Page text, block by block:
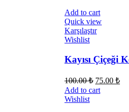
Add to cart
Quick view
Karşılaştır
Wishlist
Kayısı Çiçeği
100.00₺ 75.00 ₺
Add to cart
Wishlist